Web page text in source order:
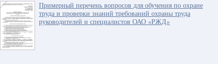
Примерный перечень вопросов для обучения по охране
труда и проверки знаний требований охраны труда
руководителей и специалистов ОАО «РЖД»